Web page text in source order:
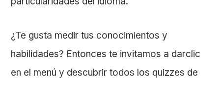
¿Te gusta medir tus conocimientos y
habilidades? Entonces te invitamos a darclic
en el menú y descubrir todos los quizzes de